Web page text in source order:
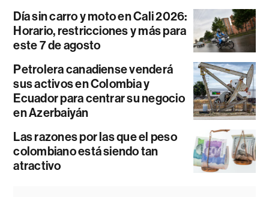
Día sin carro y moto en Cali 2026:
Horario, restricciones y más para
este 7 de agosto
Petrolera canadiense venderá
sus activos en Colombia y
Ecuador para centrar su negocio
en Azerbaiyán
Las razones por las que el peso
colombiano está siendo tan
atractivo